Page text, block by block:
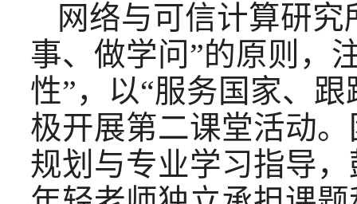
网络与可信计算研
事、做学问”的原则，
性”，以“服务国家、
极开展第二课堂活动
规划与专业学习指导